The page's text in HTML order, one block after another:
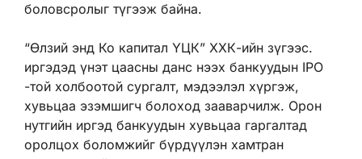
боловсролыг түгээж байна.
“Өлзий энд Ко капитал ҮЦК” ХХК-ийн зүгээс.
иргэдэд үнэт цаасны данс нээх банкуудын IPO
-той холбоотой сургалт, мэдээлэл хүргэж,
хувьцаа эзэмшигч болоход зааварчилж. Орон
нутгийн иргэд банкуудын хувьцаа гаргалтад
оролцох боломжийг бүрдүүлэн хамтран